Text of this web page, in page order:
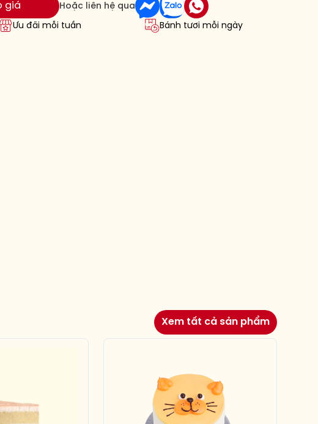
giá Hoặc liên hệ qua
Ưu đãi mỗi tuần Bánh tươi mỗi ngày
Xem tất cả sản phẩm